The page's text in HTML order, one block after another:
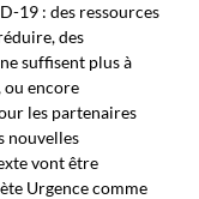
19 : des ressources
des
suffisent plus à
ou encore
les partenaires
nouvelles
vont être
Urgence comme